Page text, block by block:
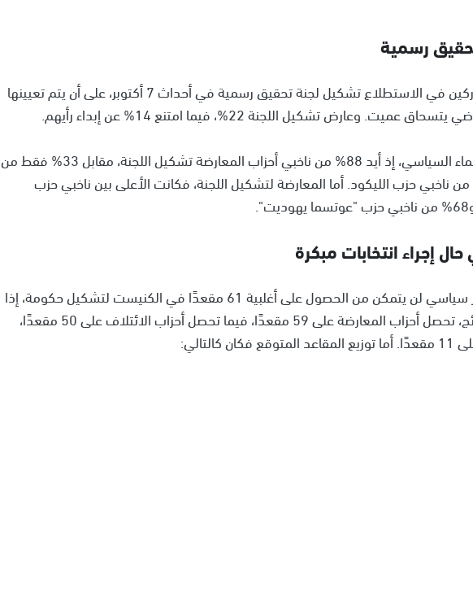
رسمية
في سياق آخر، أيد 64% من المشاركين في الاستطلاع تشكيل لجنة تحقيق رسمية في أحداث 7 أكتوبر، على أن يتم تعيينها
تشكيل اللجنة 22%، فيما امتنع 14% عن إبداء رأيهم.
وتفاوتت نسب التأييد بحسب الانتماء السياسي، إذ أيد 88% من ناخبي أحزاب المعارضة تشكيل اللجنة، مقابل 33% فقط من
أحزاب الائتلاف، بينهم 43% من ناخبي حزب الليكود. أما المعارضة لتشكيل اللجنة، فكانت الأعلى بين ناخبي حزب
إجراء انتخابات مبكرة
أشار الاستطلاع إلى أن أي معسكر سياسي لن يتمكن من الحصول على أغلبية 61 مقعدًا في الكنيست لتشكيل حكومة، إذا
جرت الانتخابات الآن. وبحسب النتائج، تحصل أحزاب المعارضة على 59 مقعدًا، فيما تحصل أحزاب الائتلاف على 50 مقعدًا،